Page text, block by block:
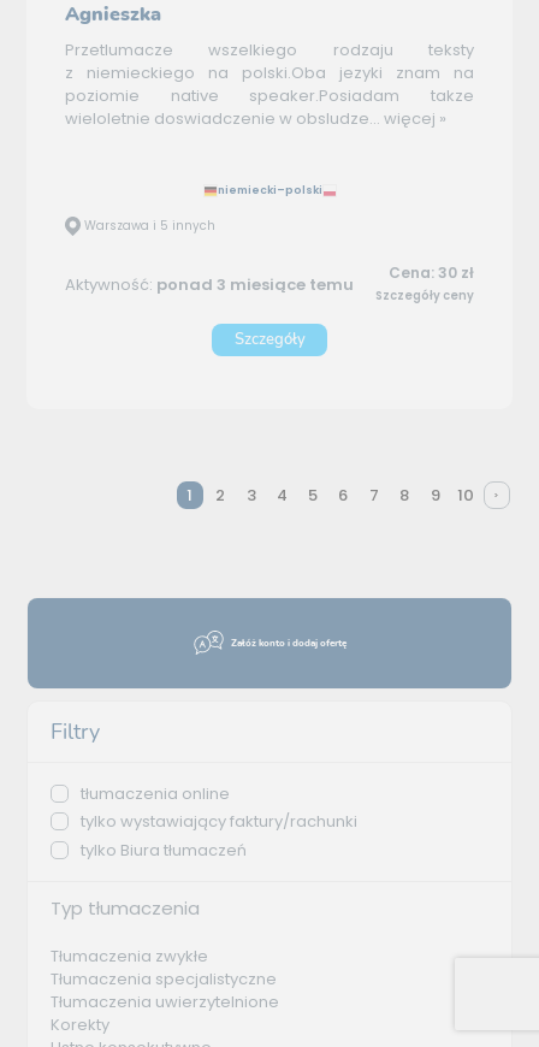
Załóż konto i dodaj ofertę
Filtry
tłumaczenia online
tylko wystawiający faktury/rachunki
tylko Biura tłumaczeń
Typ tłumaczenia
Tłumaczenia zwykłe
Tłumaczenia specjalistyczne
Tłumaczenia uwierzytelnione
Korekty
Agnieszka
Przetlumacze wszelkiego rodzaju teksty
z niemieckiego na polski.Oba jezyki znam na
poziomie native speaker.Posiadam takze
wieloletnie doswiadczenie w obsludze... więcej »
niemiecki–polski
Warszawa i 5 innych
Aktywność: ponad 3 miesiące temu Cena: 30 zł
Szczegóły ceny
Szczegóły
1 2 3 4 5 6 7 8 9 10